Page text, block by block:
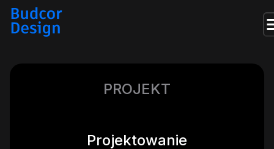
PROJEKT
Projektowanie